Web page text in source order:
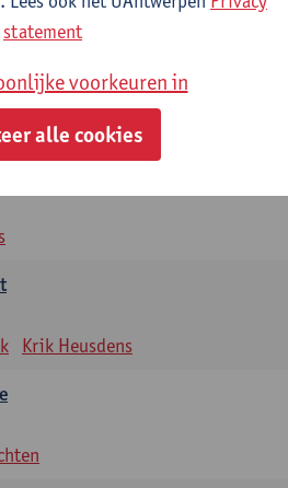
wetenschappen deel 1:
Sebastiaan De Schepper
Krik Heusdens
statement
voorkeuren in
alle cookies